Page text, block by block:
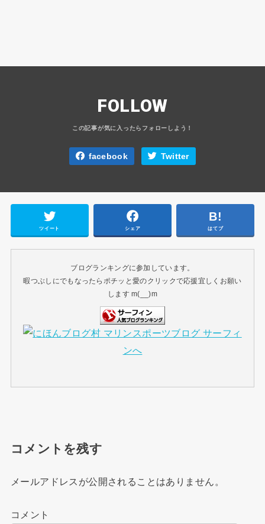
FOLLOW
facebook Twitter
ツイート シェア はてブ
ブログランキングに参加しています。
暇つぶしにでもなったらポチッと愛のクリックで応援宜しくお願い
します m(__)m
コメントを残す
メールアドレスが公開されることはありません。
コメント